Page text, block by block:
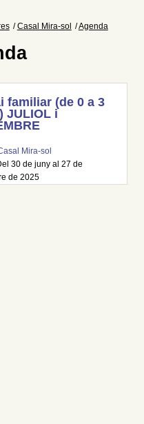
Casal Mira-sol Agenda
familiar (de 0 a 3
JULIOL i
Mira-sol
30 de juny al 27 de
de 2025